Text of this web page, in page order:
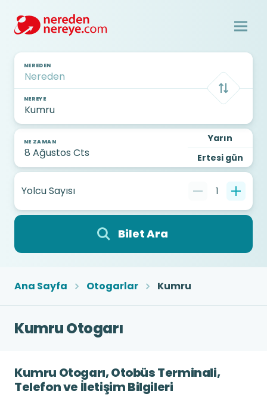
NEREDEN
NEREYE
NE ZAMAN
Yarın
Ertesi gün
Yolcu Sayısı 1
Bilet Ara
Ana Sayfa Otogarlar Kumru
Kumru Otogarı
Kumru Otogarı, Otobüs Terminali,
Telefon ve İletişim Bilgileri